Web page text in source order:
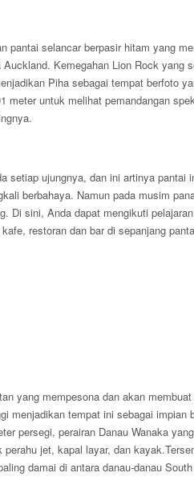
pantai selancar berpasir hitam yang
Kemegahan Lion Rock yang
Piha sebagai tempat berfoto
meter untuk melihat pemandangan
setiap ujungnya, dan ini artinya pantai
berbahaya. Namun pada musim
Di sini, Anda dapat mengikuti
restoran dan bar di sepanjang
yang mempesona dan akan
menjadikan tempat ini sebagai impian
persegi, perairan Danau Wanaka
jet, kapal layar, dan
damai di antara danau-danau